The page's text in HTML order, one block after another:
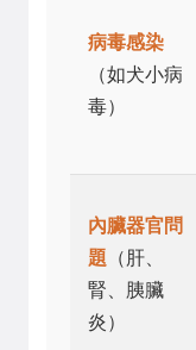
病毒感染
（如犬小病
毒）
內臟器官問
題 （肝、
腎、胰臟
炎）